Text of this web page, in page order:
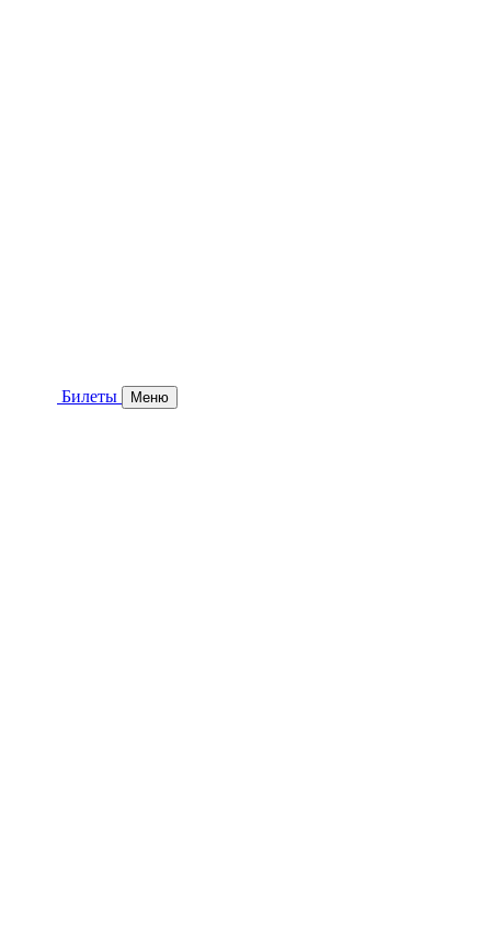
Билеты Меню